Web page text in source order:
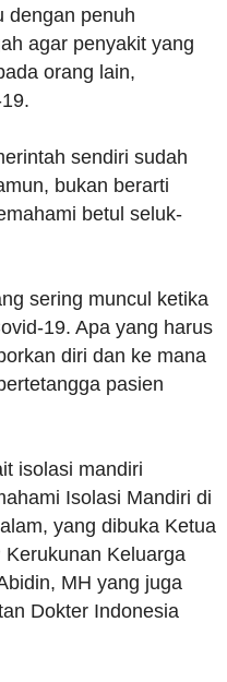
dengan penuh
agar penyakit yang
orang lain,
sendiri sudah
bukan berarti
betul seluk-
sering muncul ketika
19. Apa yang harus
diri dan ke mana
pasien
isolasi mandiri
Isolasi Mandiri di
yang dibuka Ketua
Keluarga
MH yang juga
Dokter Indonesia